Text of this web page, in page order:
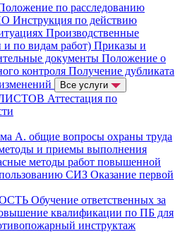
по расследованию
Инструкция по действию
Производственные
по видам работ) Приказы и
документы Положение о
контроля Получение дубликата
Все услуги
Аттестация по
А. общие вопросы охраны труда
и приемы выполнения
методы работ повышенной
СИЗ Оказание первой
Обучение ответственных за
квалификации по ПБ для
инструктаж